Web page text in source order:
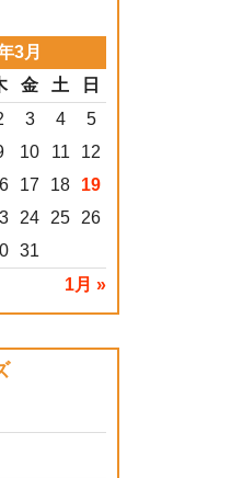
3月
金 土 日
1月 »
3 4
5
10 11
12
17 18
19
24 25
26
31